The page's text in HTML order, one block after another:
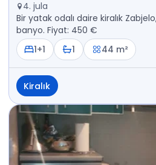
4. jula
Bir yatak odalı daire kiralık
banyo. Fiyat: 450 €
1+1
1 44 m²
Kiralık